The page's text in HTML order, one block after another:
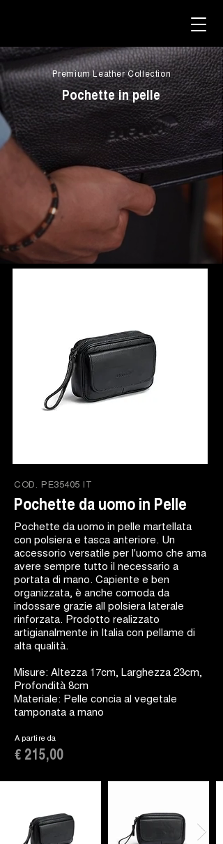
Premium Leather Collection
Pochette in pelle
COD. PE35405 IT
Pochette da uomo in Pelle
Pochette da uomo in pelle martellata
con polsiera e tasca anteriore. Un
accessorio versatile per l'uomo che ama
avere sempre tutto il necessario a
portata di mano. Capiente e ben
organizzata, è anche comoda da
indossare grazie all polsiera laterale
rinforzata. Prodotto realizzato
artigianalmente in Italia con pellame di
alta qualità.
Misure: Altezza 17cm, Larghezza 23cm,
Profondità 8cm
Materiale: Pelle concia al vegetale
tamponata a mano
A partire da
€ 215,00